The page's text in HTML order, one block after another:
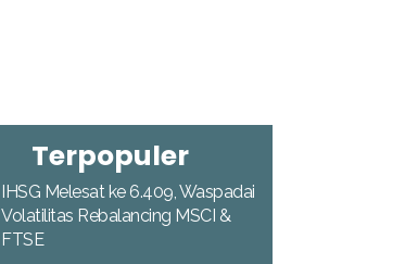
Terpopuler
IHSG Melesat ke 6.409, Waspadai
Volatilitas Rebalancing MSCI &
FTSE